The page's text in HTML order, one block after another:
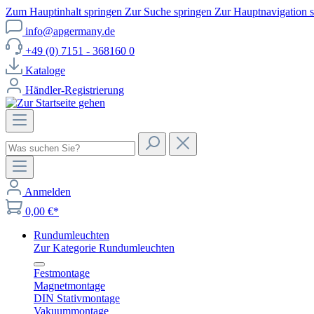
Zum Hauptinhalt springen Zur Suche springen Zur Hauptnavigation
info@apgermany.de
+49 (0) 7151 - 368160 0
Kataloge
Händler-Registrierung
Anmelden
0,00 €*
Rundumleuchten
Zur Kategorie Rundumleuchten
Festmontage
Magnetmontage
DIN Stativmontage
Vakuummontage